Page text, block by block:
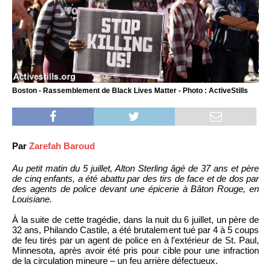
Boston - Rassemblement de Black Lives Matter - Photo : ActiveStills
Par Zarefah Baroud
Au petit matin du 5 juillet, Alton Sterling âgé de 37 ans et père
de cinq enfants, a été abattu par des tirs de face et de dos par
des agents de police devant une épicerie à Bâton Rouge, en
Louisiane.
À la suite de cette tragédie, dans la nuit du 6 juillet, un père de
32 ans, Philando Castile, a été brutalement tué par 4 à 5 coups
de feu tirés par un agent de police en à l’extérieur de St. Paul,
Minnesota, après avoir été pris pour cible pour une infraction
de la circulation mineure – un feu arrière défectueux.